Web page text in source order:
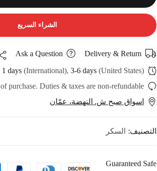
الشراء السريع
Delivery & Return
Ask a Question
1 days (International), 3-6 days (United States)
of purchase. Duties & taxes are non-refundable.
اسواق صبح ش. النهضة، عمّان
التصنيف: السكر
Guaranteed Safe